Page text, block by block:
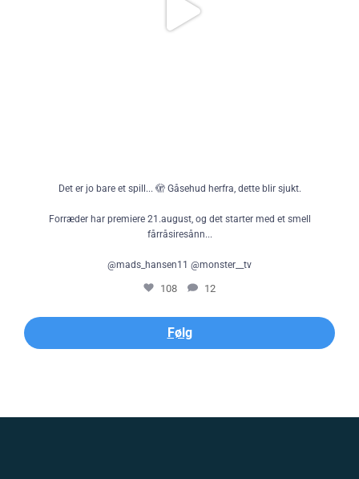
Det er jo bare et spill... 🫣 Gåsehud herfra, dette blir sjukt.
Forræder har premiere 21.august, og det starter med et smell
fårråsiresånn...
@mads_hansen11 @monster__tv
108 12
Følg